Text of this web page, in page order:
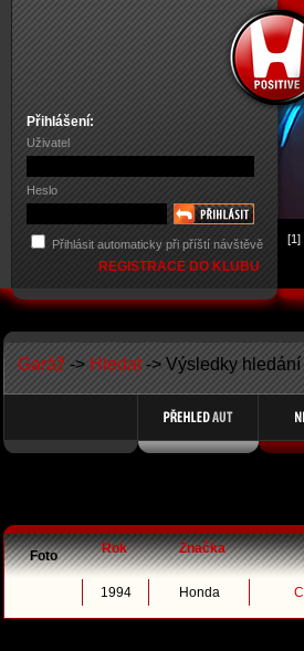
Přihlášení:
Uživatel
Heslo
Přihlásit automaticky při příští návštěvě
REGISTRACE DO KLUBU
[1]
Garáž -> Hledat-> Výsledky hledání
Foto Rok Značka
1994 Honda